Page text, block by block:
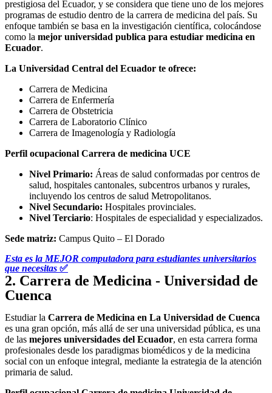
prestigiosa del Ecuador, y se considera que tiene uno de los mejores
programas de estudio dentro de la carrera de medicina del país. Su
enfoque también se basa en la investigación científica, colocándose
como la mejor universidad publica para estudiar medicina en
Ecuador.
La Universidad Central del Ecuador te ofrece:
Carrera de Medicina
Carrera de Enfermería
Carrera de Obstetricia
Carrera de Laboratorio Clínico
Carrera de Imagenología y Radiología
Perfil ocupacional Carrera de medicina UCE
Nivel Primario: Áreas de salud conformadas por centros de
salud, hospitales cantonales, subcentros urbanos y rurales,
incluyendo los centros de salud Metropolitanos.
Nivel Secundario: Hospitales provinciales.
Nivel Terciario: Hospitales de especialidad y especializados.
Sede matriz: Campus Quito – El Dorado
Esta es la MEJOR computadora para estudiantes universitarios
que necesitas ✅
2. Carrera de Medicina - Universidad de
Cuenca
Estudiar la Carrera de Medicina en La Universidad de Cuenca
es una gran opción, más allá de ser una universidad pública, es una
de las mejores universidades del Ecuador, en esta carrera forma
profesionales desde los paradigmas biomédicos y de la medicina
social con un enfoque integral, mediante la estrategia de la atención
primaria de salud.